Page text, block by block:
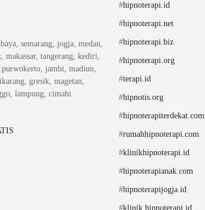
semarang, jogja, medan,
makassar, tangerang, kediri,
purwokerto, jambi, madiun,
gresik, magetan,
lampung, cimahi.
#hipnoterapi.id
#hipnoterapi.net
#hipnoterapi.biz
#hipnoterapi.org
#terapi.id
#hipnotis.org
#hipnoterapiterdekat.com
#rumahhipnoterapi.com
#klinikhipnoterapi.id
#hipnoterapianak.com
#hipnoterapijogja.id
#klinik.hipnoterapi.id